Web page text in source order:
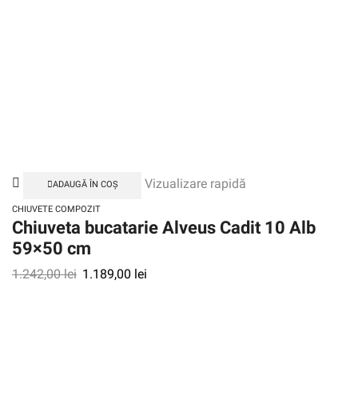
ADAUGĂ ÎN COȘ Vizualizare rapidă
CHIUVETE COMPOZIT
Chiuveta bucatarie Alveus Cadit 10 Alb
59×50 cm
1.242,00lei 1.189,00 lei